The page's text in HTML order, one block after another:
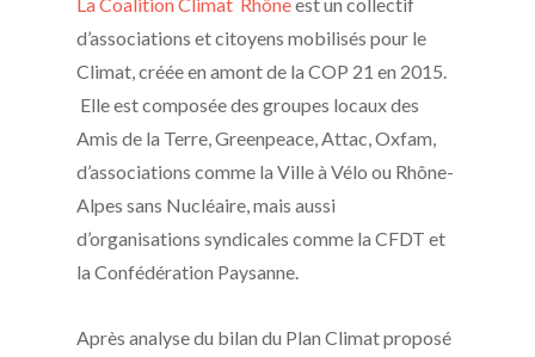
d’associations et citoyens mobilisés pour le
Climat, créée en amont de la COP 21 en 2015.
Elle est composée des groupes locaux des
Amis de la Terre, Greenpeace, Attac, Oxfam,
d’associations comme la Ville à Vélo ou Rhône-
Alpes sans Nucléaire, mais aussi
d’organisations syndicales comme la CFDT et
la Confédération Paysanne.
Après analyse du bilan du Plan Climat proposé